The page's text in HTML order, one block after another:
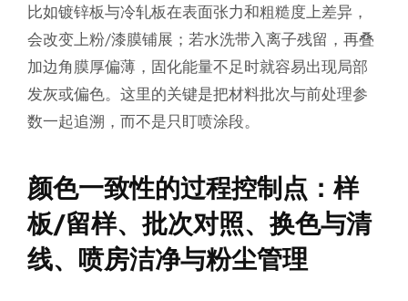
比如镀锌板与冷轧板在表面张力和粗糙度上差异，
会改变上粉/漆膜铺展；若水洗带入离子残留，再叠
加边角膜厚偏薄，固化能量不足时就容易出现局部
发灰或偏色。这里的关键是把材料批次与前处理参
数一起追溯，而不是只盯喷涂段。
颜色一致性的过程控制点：样
板/留样、批次对照、换色与清
线、喷房洁净与粉尘管理